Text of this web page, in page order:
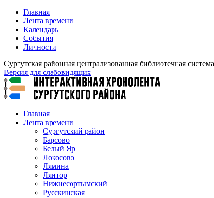
Главная
Лента времени
Календарь
События
Личности
Сургутская районная централизованная библиотечная система
Версия для слабовидящих
Главная
Лента времени
Сургутский район
Барсово
Белый Яр
Локосово
Лямина
Лянтор
Нижнесортымский
Русскинская